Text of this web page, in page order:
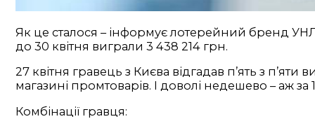
Як це сталося – інформує лотерейний бренд
до 30 квітня виграли 3 438 214 грн.
27 квітня гравець з Києва відгадав п’ять з
магазині промтоварів. І доволі недешево – аж за
Комбінації гравця: